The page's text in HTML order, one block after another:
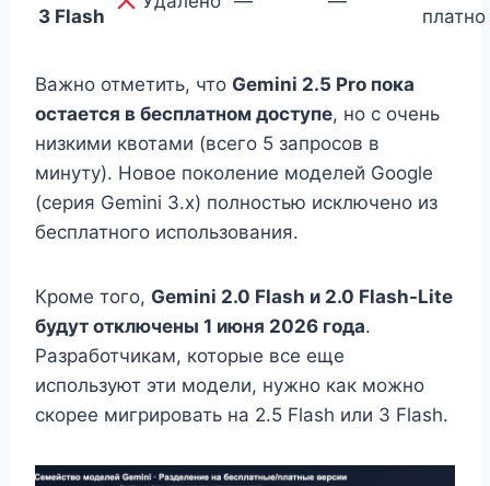
3 Flash платно
Важно отметить, что Gemini 2.5 Pro пока
остается в бесплатном доступе, но с очень
низкими квотами (всего 5 запросов в
минуту). Новое поколение моделей Google
(серия Gemini 3.x) полностью исключено из
бесплатного использования.
Кроме того, Gemini 2.0 Flash и 2.0 Flash-Lite
будут отключены 1 июня 2026 года.
Разработчикам, которые все еще
используют эти модели, нужно как можно
скорее мигрировать на 2.5 Flash или 3 Flash.